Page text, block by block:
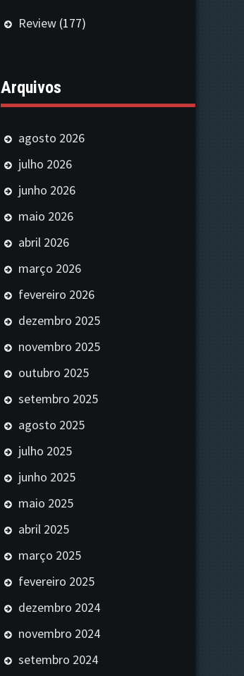
Review (177)
Arquivos
agosto 2026
julho 2026
junho 2026
maio 2026
abril 2026
março 2026
fevereiro 2026
dezembro 2025
novembro 2025
outubro 2025
setembro 2025
agosto 2025
julho 2025
junho 2025
maio 2025
abril 2025
março 2025
fevereiro 2025
dezembro 2024
novembro 2024
setembro 2024